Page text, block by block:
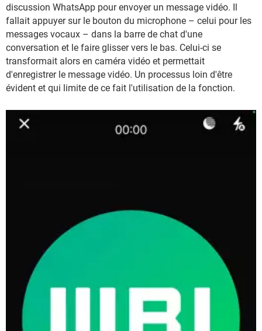
discussion WhatsApp pour envoyer un message vidéo. Il
fallait appuyer sur le bouton du microphone – celui pour les
messages vocaux – dans la barre de chat d'une
conversation et le faire glisser vers le bas. Celui-ci se
transformait alors en caméra vidéo et permettait
d'enregistrer le message vidéo. Un processus loin d'être
évident et qui limite de ce fait l'utilisation de la fonction.